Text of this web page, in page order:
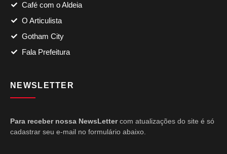
Café com o Aldeia
O Articulista
Gotham City
Fala Prefeitura
NEWSLETTER
Para receber nossa NewsLettercom atualizações do site é só
cadastrar seu e-mail no formulário abaixo.